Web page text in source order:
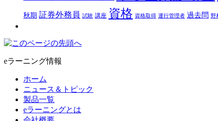
秋期 証券外務員 試験 講座 資格 資格取得 運行管理者 過去問 野
eラーニング情報
ホーム
ニュース＆トピック
製品一覧
eラーニングとは